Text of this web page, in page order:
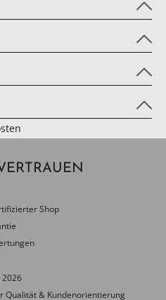
Shop
2026
Qualität & Kundenorientierung